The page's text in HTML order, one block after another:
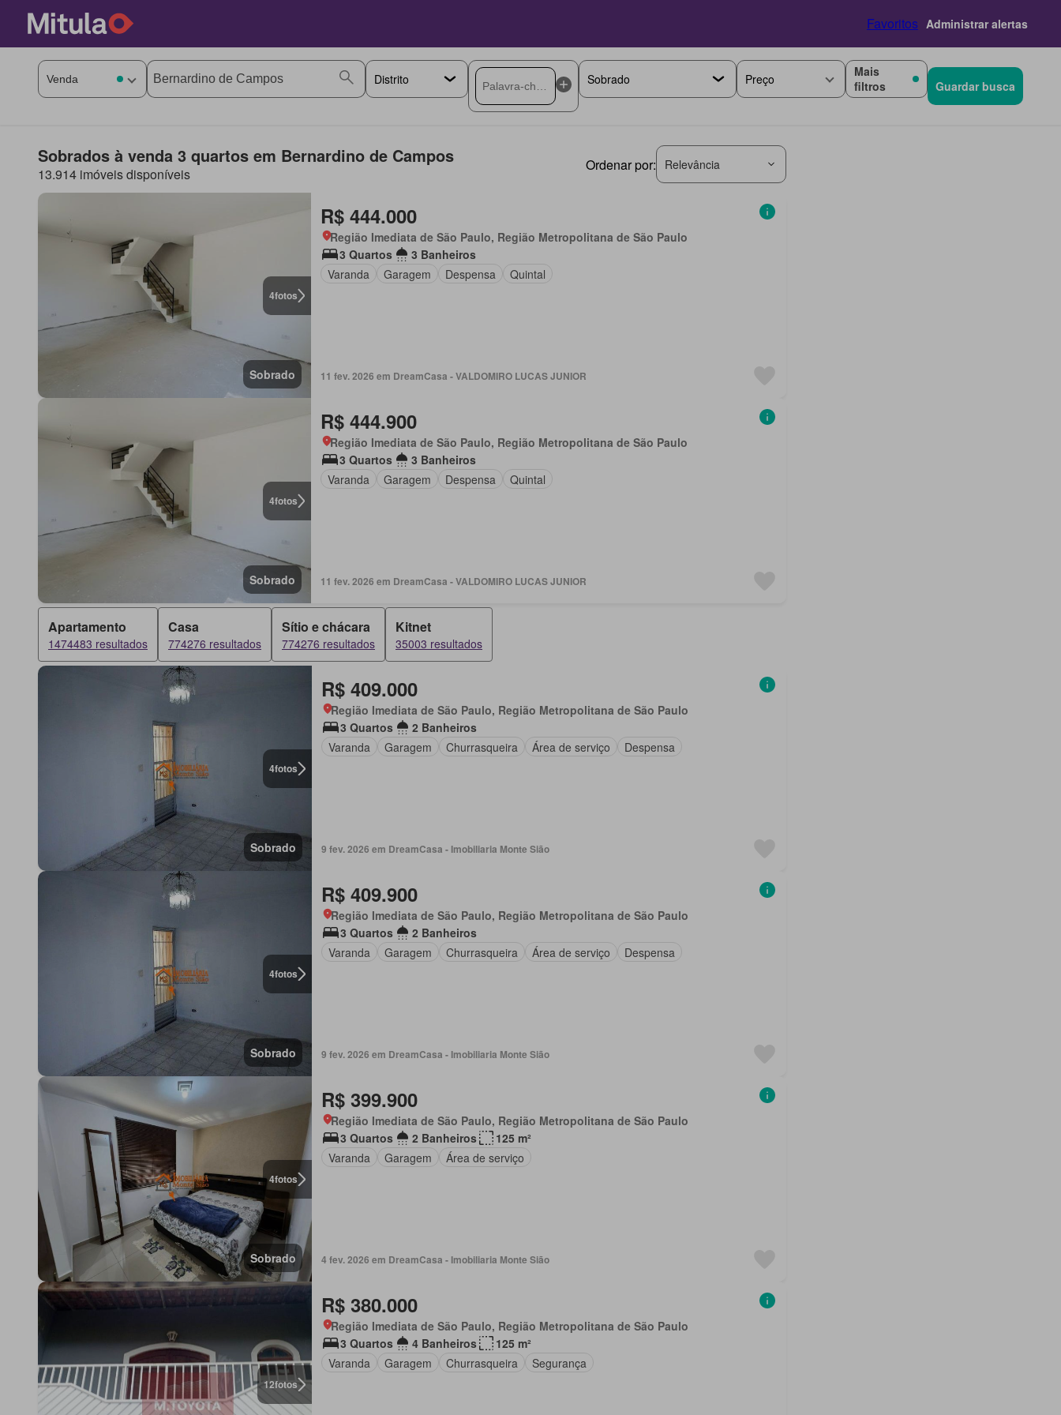
Favoritos Administrar alertas
Preço
Mais
filtros
Guardar busca
Sobrados à venda 3 quartos em Bernardino de Campos
13.914 imóveis disponíveis
Ordenar por: Relevância
4fotos
Sobrado
R$ 444.000
Região Imediata de São Paulo, Região Metropolitana de São Paulo
3 Quartos
3 Banheiros
Varanda
Garagem Despensa Quintal
11 fev. 2026 em DreamCasa - VALDOMIRO LUCAS JUNIOR
4fotos
Sobrado
R$ 444.900
Região Imediata de São Paulo, Região Metropolitana de São Paulo
3 Quartos
3 Banheiros
Varanda
Garagem Despensa Quintal
11 fev. 2026 em DreamCasa - VALDOMIRO LUCAS JUNIOR
Apartamento
1474483 resultados
Casa
774276 resultados
Sítio e chácara
774276 resultados
Kitnet
35003 resultados
4fotos
Sobrado
R$ 409.000
Região Imediata de São Paulo, Região Metropolitana de São Paulo
3 Quartos
2 Banheiros
Varanda
Garagem Churrasqueira Área de serviço Despensa
9 fev. 2026 em DreamCasa - Imobiliaria Monte Sião
4fotos
Sobrado
R$ 409.900
Região Imediata de São Paulo, Região Metropolitana de São Paulo
3 Quartos
2 Banheiros
Varanda
Garagem Churrasqueira Área de serviço Despensa
9 fev. 2026 em DreamCasa - Imobiliaria Monte Sião
4fotos
Sobrado
R$ 399.900
Região Imediata de São Paulo, Região Metropolitana de São Paulo
3 Quartos
2 Banheiros
125 m²
Varanda
Garagem Área de serviço
4 fev. 2026 em DreamCasa - Imobiliaria Monte Sião
12fotos
R$ 380.000
Região Imediata de São Paulo, Região Metropolitana de São Paulo
3 Quartos
4 Banheiros
125 m²
Varanda
Garagem Churrasqueira Segurança